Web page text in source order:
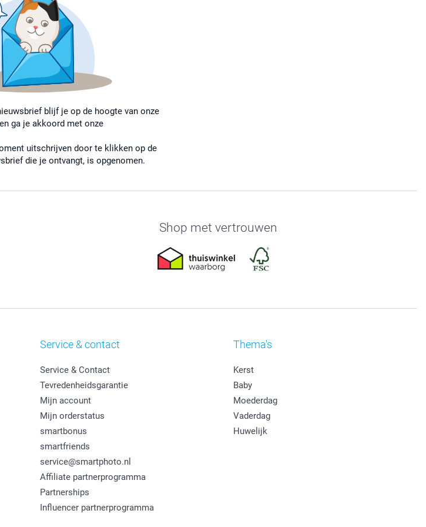
blijf je op de hoogte van onze
ga je akkoord met onze
uitschrijven door te klikken op de
die je ontvangt, is opgenomen.
Shop met vertrouwen
Service & contact
Service & Contact
Tevredenheidsgarantie
Mijn account
Mijn orderstatus
smartbonus
smartfriends
service@smartphoto.nl
Affiliate partnerprogramma
Partnerships
Influencer partnerprogramma
Thema's
Kerst
Baby
Moederdag
Vaderdag
Huwelijk